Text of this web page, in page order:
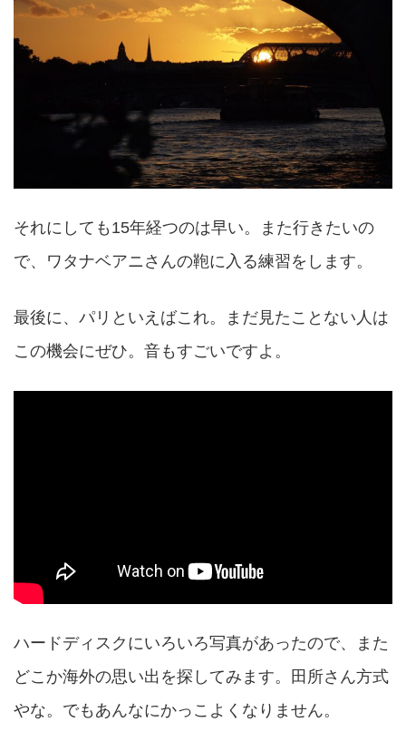
それにしても15年経つのは早い。また行きたいの
で、ワタナベアニさんの鞄に入る練習をします。
最後に、パリといえばこれ。まだ見たことない人は
この機会にぜひ。音もすごいですよ。
ハードディスクにいろいろ写真があったので、また
どこか海外の思い出を探してみます。田所さん方式
やな。でもあんなにかっこよくなりません。